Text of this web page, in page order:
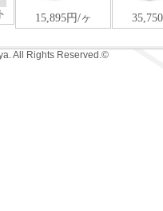
All Rights Reserved.©